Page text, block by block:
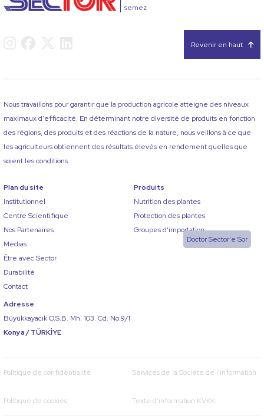
Doctor Sector'e Sor
semez
Revenir en haut
Nous travaillons pour garantir que la production agricole atteigne des niveaux
maximaux d'efficacité. En déterminant notre diversité de produits en fonction
des régions, des produits et des réactions de la nature, nous veillons à ce que
les agriculteurs obtiennent des résultats élevés en rendement quelles que
soient les conditions.
Plan du site
Institutionnel
Centre Scientifique
Nos Partenaires
Médias
Être avec Sector
Durabilité
Contact
Produits
Nutrition des plantes
Protection des plantes
Groupes d'importation
Adresse
Büyükkayacık O.S.B. Mh. 103. Cd. No:9/1
Konya / TÜRKİYE
Politique de confidentialité Services de la Société de l'Information
Politique de cookies Texte d'information KVKK